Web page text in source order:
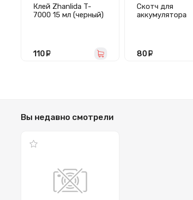
Клей Zhanlida T-
7000 15 мл (черный)
110
Скотч для
аккумулятора
80
Вы недавно смотрели